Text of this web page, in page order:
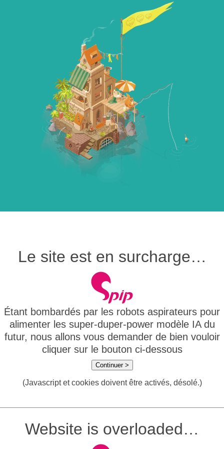
Le site est en surcharge…
Étant bombardés par les robots aspirateurs pour
alimenter les super-duper-power modèle IA du
futur, nous allons vous demander de bien vouloir
cliquer sur le bouton ci-dessous
Continuer >
(Javascript et cookies doivent être activés, désolé.)
Website is overloaded…